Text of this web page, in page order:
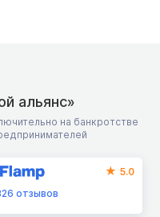
альянс»
на банкротстве
5.0
отзывов